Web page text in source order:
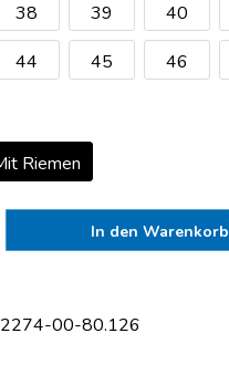
38 39 40
44 45 46
Riemen
In den Warenkorb
00-80.126